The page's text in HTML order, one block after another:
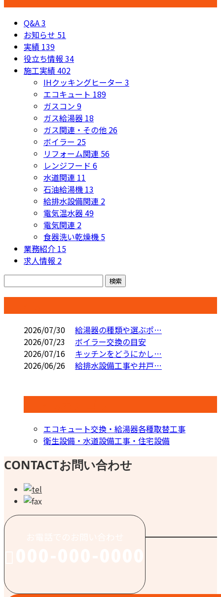
Q&A3
お知らせ 51
実績 139
役立ち情報 34
施工実績402
IHクッキングヒーター 3
エコキュート 189
ガスコン 9
ガス給湯器 18
ガス関連・その他 26
ボイラー 25
リフォーム関連 56
レンジフード 6
水道関連 11
石油給湯機 13
給排水設備関連 2
電気温水器49
電気関連 2
食器洗い乾燥機 5
業務紹介 15
求人情報 2
2026/07/30
給湯器の種類や選ぶポ…
2026/07/23
ボイラー交換の目安
2026/07/16
キッチンをどうにかし…
2026/06/26
給排水設備工事や井戸…
エコキュート交換・給湯器各種取替工事
衛生設備・水道設備工事・住宅設備
CONTACTお問い合わせ